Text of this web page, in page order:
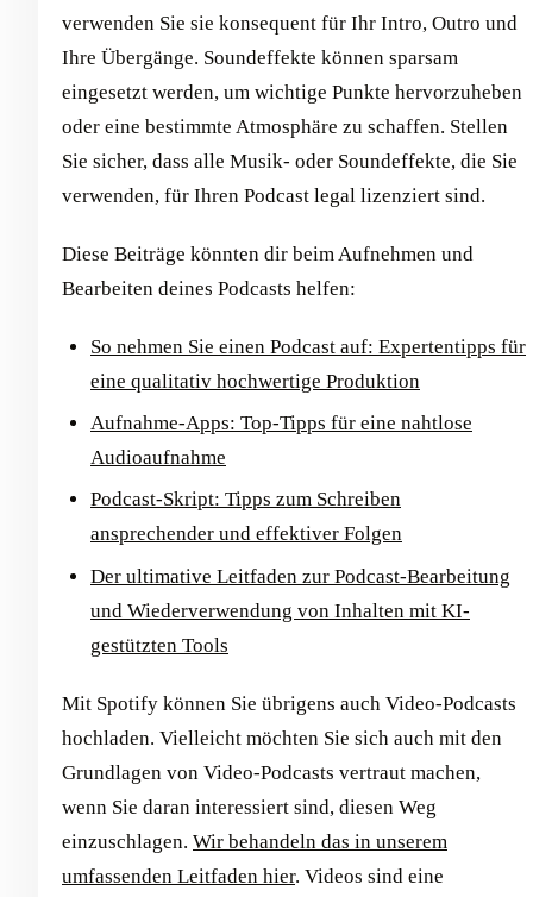
verwenden Sie sie konsequent für Ihr Intro, Outro und
Ihre Übergänge. Soundeffekte können sparsam
eingesetzt werden, um wichtige Punkte hervorzuheben
oder eine bestimmte Atmosphäre zu schaffen. Stellen
Sie sicher, dass alle Musik- oder Soundeffekte, die Sie
verwenden, für Ihren Podcast legal lizenziert sind.
Diese Beiträge könnten dir beim Aufnehmen und
Bearbeiten deines Podcasts helfen:
So nehmen Sie einen Podcast auf: Expertentipps für
eine qualitativ hochwertige Produktion
Aufnahme-Apps: Top-Tipps für eine nahtlose
Audioaufnahme
Podcast-Skript: Tipps zum Schreiben
ansprechender und effektiver Folgen
Der ultimative Leitfaden zur Podcast-Bearbeitung
und Wiederverwendung von Inhalten mit KI-
gestützten Tools
Mit Spotify können Sie übrigens auch Video-Podcasts
hochladen. Vielleicht möchten Sie sich auch mit den
Grundlagen von Video-Podcasts vertraut machen,
wenn Sie daran interessiert sind, diesen Weg
einzuschlagen. Wir behandeln das in unserem
umfassenden Leitfaden hier. Videos sind eine